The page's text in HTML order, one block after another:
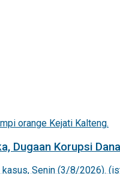
Dugaan Korupsi